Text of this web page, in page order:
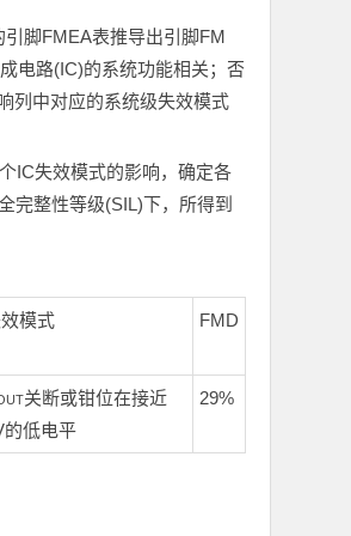
脚FMEA表推导出引脚FM
电路(IC)的系统功能相关；否
列中对应的系统级失效模式
IC失效模式的影响，确定各
完整性等级(SIL)下，所得到
模式 FMD
关断或钳位在接近
的低电平
29%